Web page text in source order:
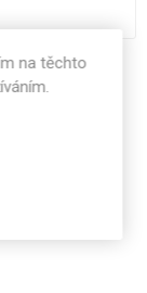
na těchto